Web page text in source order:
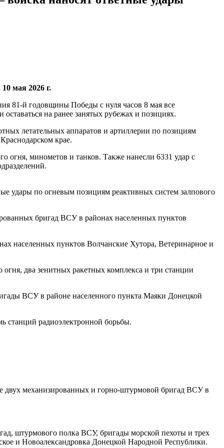
мая 2026 г.
81-й годовщины Победы с нуля часов 8 мая все
на ранее занятых рубежах и позициях.
летательных аппаратов и артиллерии по позициям
крае.
огня, минометов и танков. Также нанесли 6331 удар с
удары по огневым позициям реактивных систем залпового
бригад ВСУ в районах населенных пунктов
населенных пунктов Волчанские Хутора, Ветеринарное и
два зенитных ракетных комплекса и три станции
ВСУ в районе населенного пункта Маяки Донецкой
станций радиоэлектронной борьбы.
двух механизированных и горно-штурмовой бригад ВСУ в
штурмового полка ВСУ, бригады морской пехоты и трех
и Новоалександровка Донецкой Народной Республики.